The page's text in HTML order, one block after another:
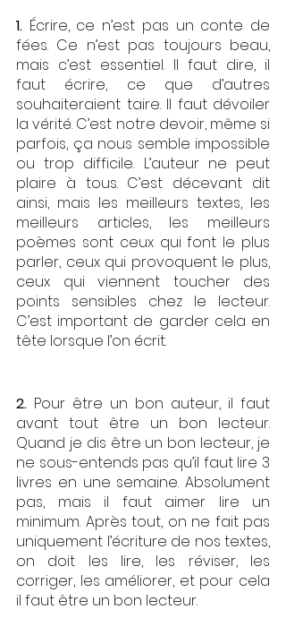
1. Écrire, ce n’est pas un conte de
fées. Ce n’est pas toujours beau,
mais c’est essentiel. Il faut dire, il
faut écrire, ce que d’autres
souhaiteraient taire. Il faut dévoiler
la vérité. C’est notre devoir, même si
parfois, ça nous semble impossible
ou trop difficile. L’auteur ne peut
plaire à tous. C’est décevant dit
ainsi, mais les meilleurs textes, les
meilleurs articles, les meilleurs
poèmes sont ceux qui font le plus
parler, ceux qui provoquent le plus,
ceux qui viennent toucher des
points sensibles chez le lecteur.
C’est important de garder cela en
tête lorsque l’on écrit.
2. Pour être un bon auteur, il faut
avant tout être un bon lecteur.
Quand je dis être un bon lecteur, je
ne sous-entends pas qu’il faut lire 3
livres en une semaine. Absolument
pas, mais il faut aimer lire un
minimum. Après tout, on ne fait pas
uniquement l’écriture de nos textes,
on doit les lire, les réviser, les
corriger, les améliorer, et pour cela
il faut être un bon lecteur.